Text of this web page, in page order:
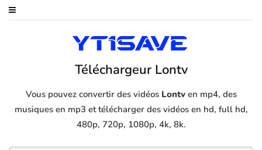
Téléchargeur Lontv
Vous pouvez convertir des vidéos Lontven mp4, des
musiques en mp3 et télécharger des vidéos en hd, full hd,
480p, 720p, 1080p, 4k, 8k.